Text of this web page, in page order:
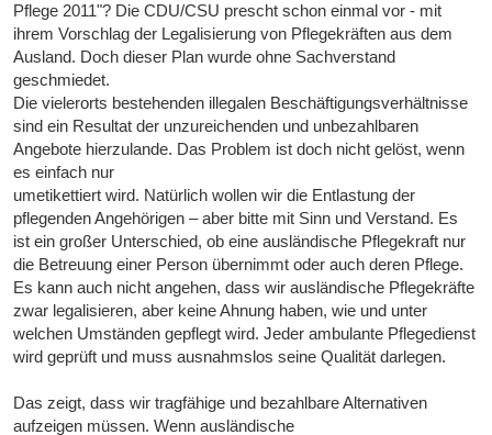
Pflege 2011"? Die CDU/CSU prescht schon einmal vor - mit
ihrem Vorschlag der Legalisierung von Pflegekräften aus dem
Ausland. Doch dieser Plan wurde ohne Sachverstand
geschmiedet.
Die vielerorts bestehenden illegalen Beschäftigungsverhältnisse
sind ein Resultat der unzureichenden und unbezahlbaren
Angebote hierzulande. Das Problem ist doch nicht gelöst, wenn
es einfach nur
umetikettiert wird. Natürlich wollen wir die Entlastung der
pflegenden Angehörigen – aber bitte mit Sinn und Verstand. Es
ist ein großer Unterschied, ob eine ausländische Pflegekraft nur
die Betreuung einer Person übernimmt oder auch deren Pflege.
Es kann auch nicht angehen, dass wir ausländische Pflegekräfte
zwar legalisieren, aber keine Ahnung haben, wie und unter
welchen Umständen gepflegt wird. Jeder ambulante Pflegedienst
wird geprüft und muss ausnahmslos seine Qualität darlegen.
Das zeigt, dass wir tragfähige und bezahlbare Alternativen
aufzeigen müssen. Wenn ausländische